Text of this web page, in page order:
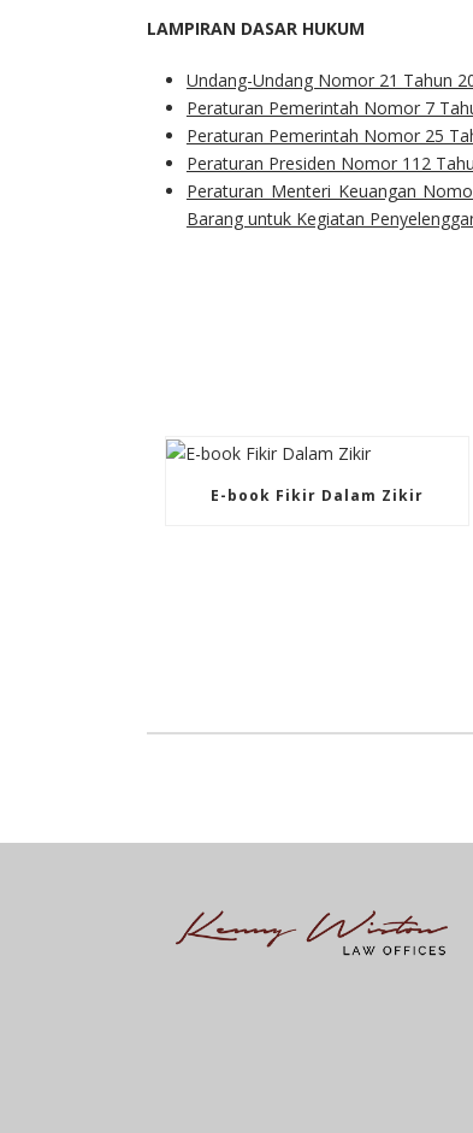
LAMPIRAN DASAR HUKUM
Undang-Undang Nomor 21 Tahun
Peraturan Pemerintah Nomor 7
Peraturan Pemerintah Nomor 25
Peraturan Presiden Nomor 112
Peraturan Menteri Keuangan
Barang untuk Kegiatan
E-book Fikir Dalam Zikir